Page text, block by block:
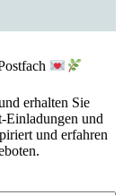
erhalten Sie
Einladungen und
und erfahren